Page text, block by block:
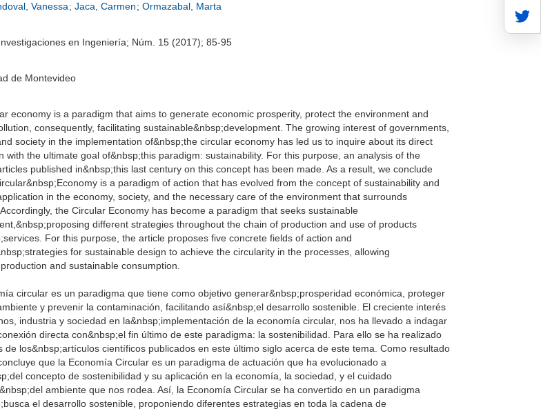
Vanessa; Jaca, Carmen; Ormazabal, Marta
en Ingeniería; Núm. 15 (2017); 85-95
de Montevideo
economy is a paradigm that aims to generate economic prosperity, protect the environment and
consequently, facilitating sustainable&nbsp;development. The growing interest of governments,
society in the implementation of&nbsp;the circular economy has led us to inquire about its direct
with the ultimate goal of&nbsp;this paradigm: sustainability. For this purpose, an analysis of the
published in&nbsp;this last century on this concept has been made. As a result, we conclude
is a paradigm of action that has evolved from the concept of sustainability and
in the economy, society, and the necessary care of the environment that surrounds
the Circular Economy has become a paradigm that seeks sustainable
different strategies throughout the chain of production and use of products
For this purpose, the article proposes five concrete fields of action and
for sustainable design to achieve the circularity in the processes, allowing
and sustainable consumption.
circular es un paradigma que tiene como objetivo generar&nbsp;prosperidad económica, proteger
y prevenir la contaminación, facilitando así&nbsp;el desarrollo sostenible. El creciente interés
industria y sociedad en la&nbsp;implementación de la economía circular, nos ha llevado a indagar
directa con&nbsp;el fin último de este paradigma: la sostenibilidad. Para ello se ha realizado
de los&nbsp;artículos científicos publicados en este último siglo acerca de este tema. Como resultado
que la Economía Circular es un paradigma de actuación que ha evolucionado a
concepto de sostenibilidad y su aplicación en la economía, la sociedad, y el cuidado
ambiente que nos rodea. Así, la Economía Circular se ha convertido en un paradigma
el desarrollo sostenible, proponiendo diferentes estrategias en toda la cadena de